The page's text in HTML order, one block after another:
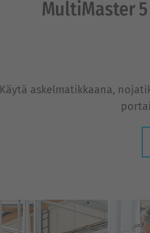
MultiMaster
Käytä askelmatikkaana,